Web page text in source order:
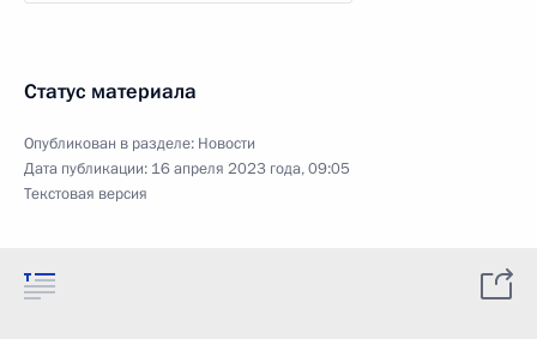
Статус материала
Опубликован в разделе: Новости
Дата публикации: 16 апреля 2023 года, 09:05
Текстовая версия